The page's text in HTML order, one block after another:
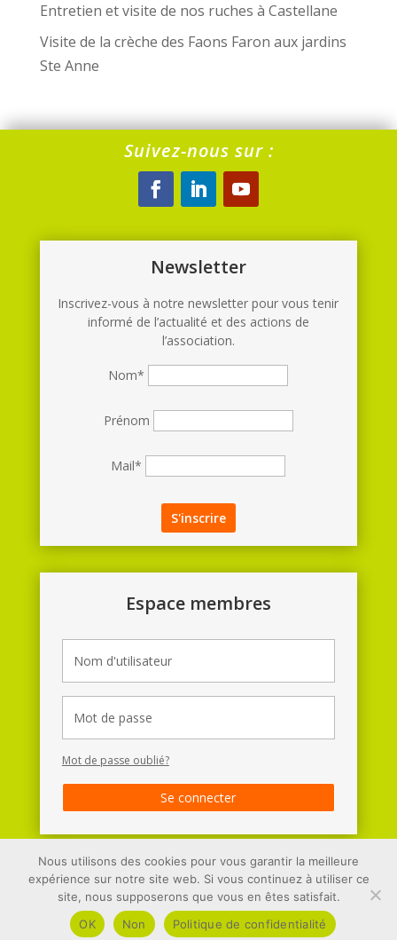
Entretien et visite de nos ruches à Castellane
Visite de la crèche des Faons Faron aux jardins
Ste Anne
Suivez-nous sur :
Newsletter
Inscrivez-vous à notre newsletter pour vous tenir
informé de l’actualité et des actions de
l’association.
Nom*
Prénom
Mail*
Espace membres
Mot de passe oublié?
Se connecter
Site développé parQuai 12 informatique
Dernières modifications : 27-07-2026 11:16
Mentions Légales –Politique de Confidentialité
Nous utilisons des cookies pour vous garantir la meilleure
expérience sur notre site web. Si vous continuez à utiliser ce
site, nous supposerons que vous en êtes satisfait.
OK
Non Politique de confidentialité